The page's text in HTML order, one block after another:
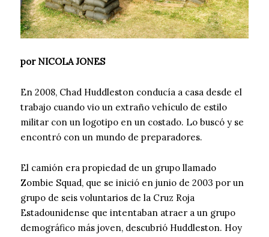
por NICOLA JONES
En 2008, Chad Huddleston conducía a casa desde el
trabajo cuando vio un extraño vehículo de estilo
militar con un logotipo en un costado. Lo buscó y se
encontró con un mundo de preparadores.
El camión era propiedad de un grupo llamado
Zombie Squad, que se inició en junio de 2003 por un
grupo de seis voluntarios de la Cruz Roja
Estadounidense que intentaban atraer a un grupo
demográfico más joven, descubrió Huddleston. Hoy